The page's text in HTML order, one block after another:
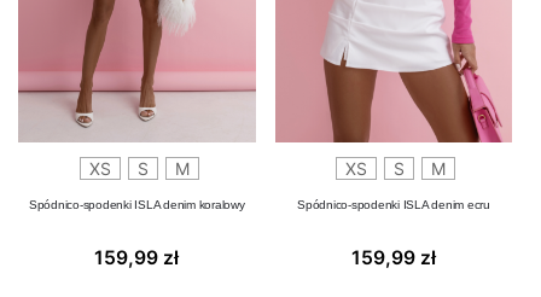
XS S M
Spódnico-spodenki ISLA denim koralowy
159,99 zł
XS S M
Spódnico-spodenki ISLA denim ecru
159,99 zł